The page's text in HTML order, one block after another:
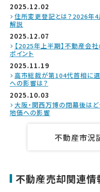
2025.12.02
住所変更登記とは？2026年
解説
2025.12.07
【2025年上半期】不動産会
ポイント
2025.11.19
高市総裁が第104代首相に選
への影響は？
2025.10.03
大阪・関西万博の閉幕後は
地価への影響
不動産市況
不動産売却関連情